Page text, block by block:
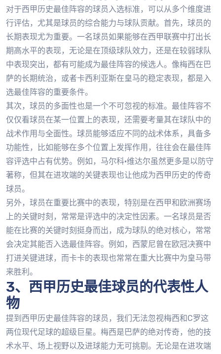
对于西甲历史最佳阵容的球员入选标准，可以从多个维度进
行评估，尤其是球员的综合能力与球队贡献。首先，球员的
长期表现尤为重要。一名球员如果能够在西甲联赛中打出长
期高水平的表现，无论是在顶级球队效力，还是在较弱球队
中表现突出，都有可能成为最佳阵容的候选人。像梅西在巴
萨的长期统治，或者卡西利亚斯在皇马的稳定表现，都是入
选最佳阵容的重要条件。
其次，球员的多面性也是一个不可忽视的标准。最佳阵容不
仅仅看球员在某一位置上的表现，还需要考量其在球队中的
战术作用与全面性。球员能够适应不同的战术体系，具备多
功能性，比如能够在多个位置上发挥作用，往往会在最佳阵
容评选中占有优势。例如，马尔科·维达尔虽然更多是以防守
著称，但其在进攻端的关键表现也让他成为西甲历史的传奇
球员。
另外，球员在重要比赛中的表现，特别是在西甲和欧洲赛场
上的关键时刻，常常是评选中的决定性因素。一名球员是否
能在比赛的关键时刻挺身而出，成为球队的绝对核心，常常
会决定其能否入选最佳阵容。例如，西蒙尼曾在欧冠决赛中
打进关键进球，而卡卡的表现也常常在重大比赛中为皇马带
来胜利。
3、西甲历史最佳球员的代表性人
物
提到西甲历史最佳阵容的球员，我们无法忽视梅西和C罗这
两位现代足球的超级巨星。梅西是巴萨的绝对传奇，他的技
术水平、场上视野以及进球能力无可挑剔。无论是在进攻端